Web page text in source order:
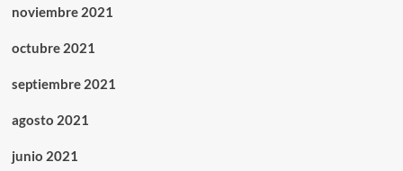
noviembre 2021
octubre 2021
septiembre 2021
agosto 2021
junio 2021